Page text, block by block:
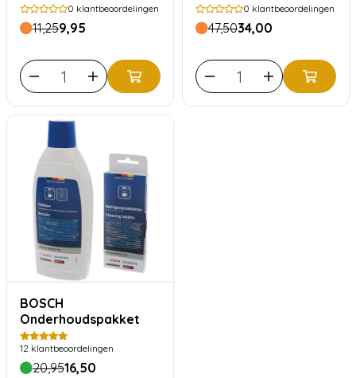
TCZ8001A
0 klantbeoordelingen
11,259,95
0 klantbeoordelingen
47,5034,00
BOSCH
Onderhoudspakket
12 klantbeoordelingen
20,9516,50